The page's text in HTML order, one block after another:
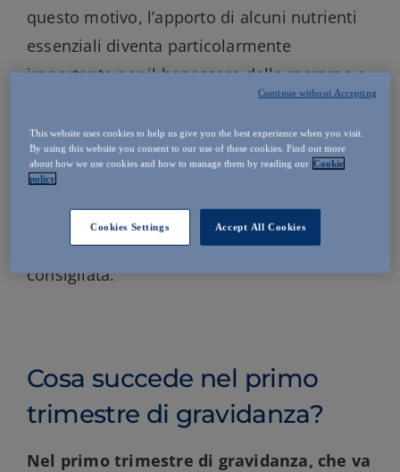
questo motivo, l’apporto di alcuni nutrienti
essenziali diventa particolarmente
importante per il benessere della mamma e
per la crescita del feto. Quali sono gli
ingredienti attivi – vitamine, minerali e altri
composti – che coinvolgono entrambi in
questa fase così delicata? In questo articolo
li scopriremo e analizzeremo in quali
situazioni l’integrazione può essere
consigliata.
Cosa succede nel primo
trimestre di gravidanza?
Nel primo trimestre di gravidanza, che va
This website uses cookies to help us give you the best experience when you visit.
By using this website you consent to our use of these cookies. Find out more
about how we use cookies and how to manage them by reading our Cookie
policy
Accept All Cookies
Cookies Settings
Continue without Accepting